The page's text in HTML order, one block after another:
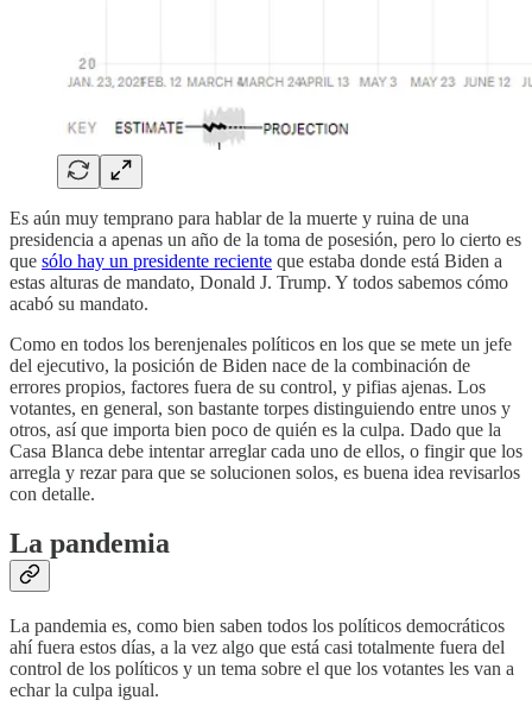
Es aún muy temprano para hablar de la muerte y ruina de una
presidencia a apenas un año de la toma de posesión, pero lo cierto es
que sólo hay un presidente reciente que estaba donde está Biden a
estas alturas de mandato, Donald J. Trump. Y todos sabemos cómo
acabó su mandato.
Como en todos los berenjenales políticos en los que se mete un jefe
del ejecutivo, la posición de Biden nace de la combinación de
errores propios, factores fuera de su control, y pifias ajenas. Los
votantes, en general, son bastante torpes distinguiendo entre unos y
otros, así que importa bien poco de quién es la culpa. Dado que la
Casa Blanca debe intentar arreglar cada uno de ellos, o fingir que los
arregla y rezar para que se solucionen solos, es buena idea revisarlos
con detalle.
La pandemia
La pandemia es, como bien saben todos los políticos democráticos
ahí fuera estos días, a la vez algo que está casi totalmente fuera del
control de los políticos y un tema sobre el que los votantes les van a
echar la culpa igual.